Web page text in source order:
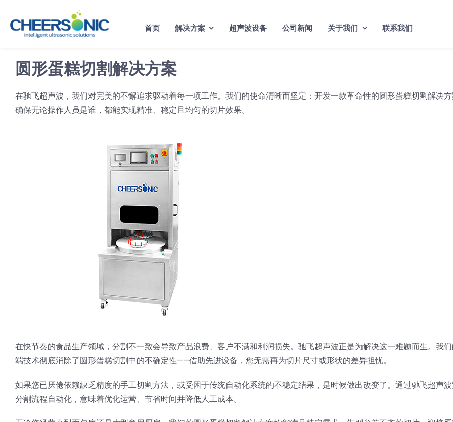
content
首页 解决方案 超声波设备 公司新闻 关于我们 联系我们
圆形蛋糕切割解决方案
在驰飞超声波，我们对完美的不懈追求驱动着每一项工作。我们的使命清晰而坚定：开发一款革命性的圆形蛋糕切割解决
确保无论操作人员是谁，都能实现精准、稳定且均匀的切片效果。
在快节奏的食品生产领域，分割不一致会导致产品浪费、客户不满和利润损失。驰飞超声波正是为解决这一难题而生。我
端技术彻底消除了圆形蛋糕切割中的不确定性——借助先进设备，您无需再为切片尺寸或形状的差异担忧。
如果您已厌倦依赖缺乏精度的手工切割方法，或受困于传统自动化系统的不稳定结果，是时候做出改变了。通过驰飞超声
分割流程自动化，意味着优化运营、节省时间并降低人工成本。